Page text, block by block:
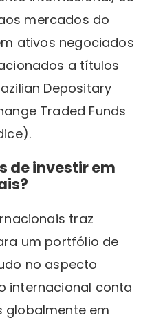
mercados do
ativos negociados
a títulos
Depositary
Traded Funds
de investir em
traz
um portfólio de
no aspecto
internacional conta
globalmente em